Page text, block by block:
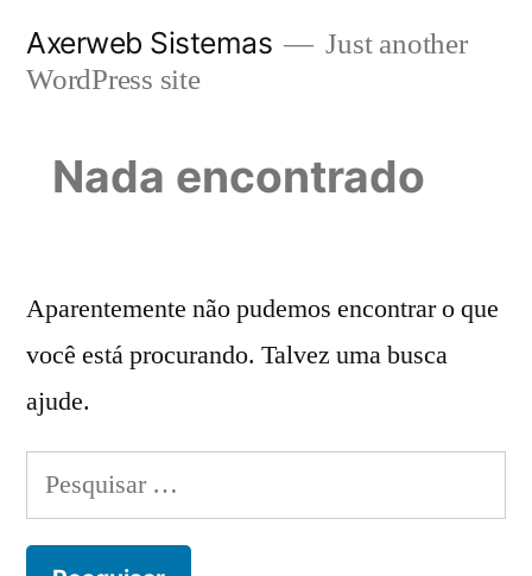
para
conteúdo
Axerweb Sistemas
Just another
WordPress site
Nada encontrado
Aparentemente não pudemos encontrar o que
você está procurando. Talvez uma busca
ajude.
Pesquisar
por: